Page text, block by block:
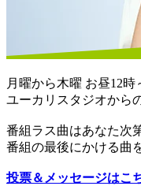
月曜から木曜 お昼12時
ユーカリスタジオから
番組ラス曲はあなた次
番組の最後にかける曲
投票＆メッセージはこ